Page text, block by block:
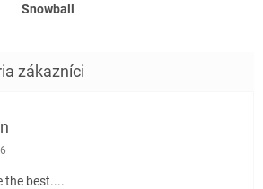
Snowball
obchodu je 5 z 5 hviezdičiek.
the best....